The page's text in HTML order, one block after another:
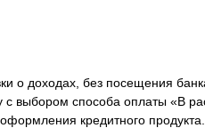
о доходах, без посещения
с выбором способа оплаты «В
кредитного продукта.